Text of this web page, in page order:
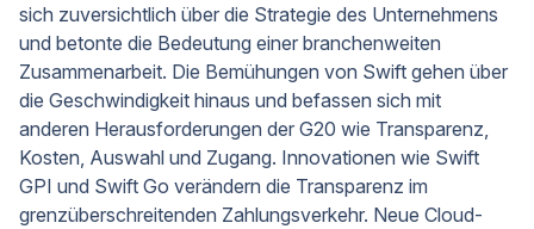
sich zuversichtlich über die Strategie des Unternehmens
und betonte die Bedeutung einer branchenweiten
Zusammenarbeit. Die Bemühungen von Swift gehen über
die Geschwindigkeit hinaus und befassen sich mit
anderen Herausforderungen der G20 wie Transparenz,
Kosten, Auswahl und Zugang. Innovationen wie Swift
GPI und Swift Go verändern die Transparenz im
grenzüberschreitenden Zahlungsverkehr. Neue Cloud-